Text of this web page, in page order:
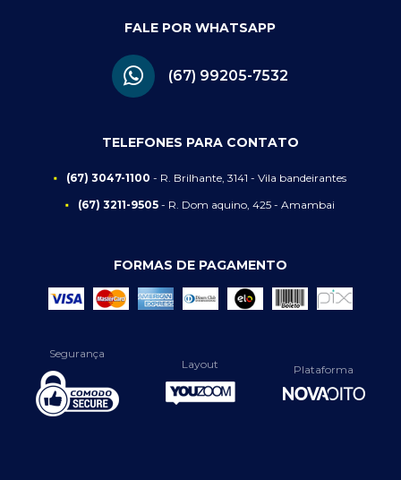
FALE POR WHATSAPP
(67) 99205-7532
TELEFONES PARA CONTATO
(67) 3047-1100 - R. Brilhante, 3141 - Vila bandeirantes
(67) 3211-9505 - R. Dom aquino, 425 - Amambai
FORMAS DE PAGAMENTO
Segurança
Layout
Plataforma